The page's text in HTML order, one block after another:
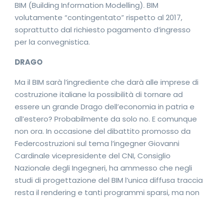
BIM (Building Information Modelling). BIM
volutamente “contingentato” rispetto al 2017,
soprattutto dal richiesto pagamento d’ingresso
per la convegnistica.
DRAGO
Ma il BIM sarà l’ingrediente che darà alle imprese di
costruzione italiane la possibilità di tornare ad
essere un grande Drago dell’economia in patria e
all’estero? Probabilmente da solo no. E comunque
non ora. In occasione del dibattito promosso da
Federcostruzioni sul tema l’ingegner Giovanni
Cardinale vicepresidente del CNI, Consiglio
Nazionale degli Ingegneri, ha ammesso che negli
studi di progettazione del BIM l’unica diffusa traccia
resta il rendering e tanti programmi sparsi, ma non